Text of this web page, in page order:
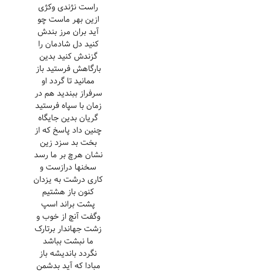
راست نژندی وکژی
ازین بهر ماست چو
آید بران مرز بندش
کنید دل شادمان را
گزندش کنید بدین
بارگاهش فرستید باز
ممانید تا گردد او
سرفراز ببندید هم در
زمان با سپاه فرستید
گریان بدین جایگاه
چنین داد پاسخ که از
بخت بد سزد زین
نشان هرچ بر ما رسد
سخنها درازست و
کاری درشت به یزدان
کنون باز هشتیم
پشت براند اسپ
وگفت آنچ از خوب و
زشت جهاندار برتارک
ما نبشت بباشد
نگردد باندیشه باز
مبادا که آید بدشمن